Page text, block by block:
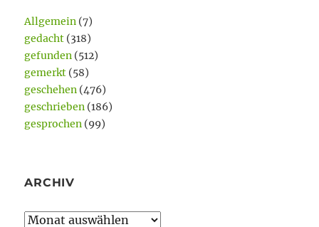
Allgemein (7)
gedacht (318)
gefunden (512)
gemerkt (58)
geschehen (476)
geschrieben (186)
gesprochen (99)
ARCHIV
Archiv